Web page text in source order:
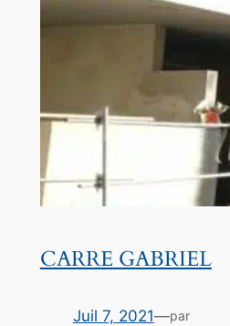
CARRE GABRIEL
Juil 7, 2021—par